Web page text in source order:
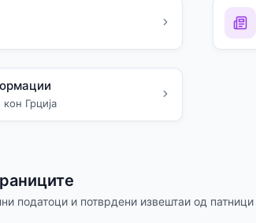
Грција
податоци и потврдени извештаи од патници